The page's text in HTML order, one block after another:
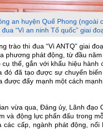
an huyện Quế Phong (ngoài
“Vì an ninh Tổ quốc” giai
thi đua “Vì ANTQ” giai
phương phát động, từ đầu
thể, gắn với khẩu hiệu hành
đã tạo được sự chuyển
đẩy mạnh một cách
vừa qua, Đảng ủy, Lãnh đạo
và động lực phấn đấu trong
cấp, ngành phát động, nổi